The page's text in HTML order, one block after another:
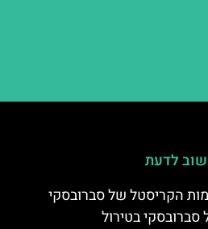
לדעת
הקריסטל של סברובסקי
סברובסקי בטירול